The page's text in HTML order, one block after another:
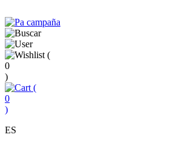
(
0
)
(
0
)
ES